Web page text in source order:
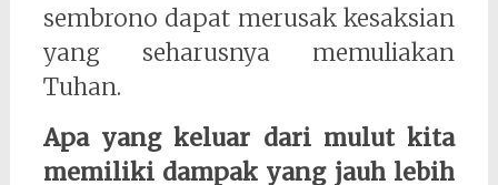
sembrono dapat merusak kesaksian
yang seharusnya memuliakan
Tuhan.
Apa yang keluar dari mulut kita
memiliki dampak yang jauh lebih